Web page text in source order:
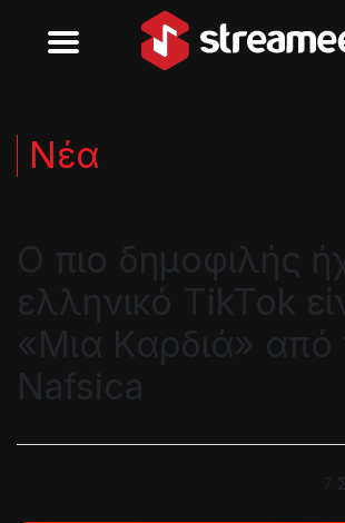
Νέα
Ο πιο δημοφιλής
ελληνικό TikTok
«Μια Καρδιά» από
Nafsica
7